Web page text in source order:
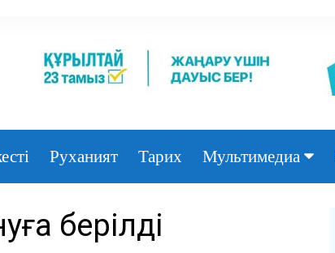
Руханият Тарих Мультимедиа
берілді